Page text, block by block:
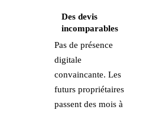
Des devis
incomparables
Pas de présence
digitale
convaincante. Les
futurs propriétaires
passent des mois à